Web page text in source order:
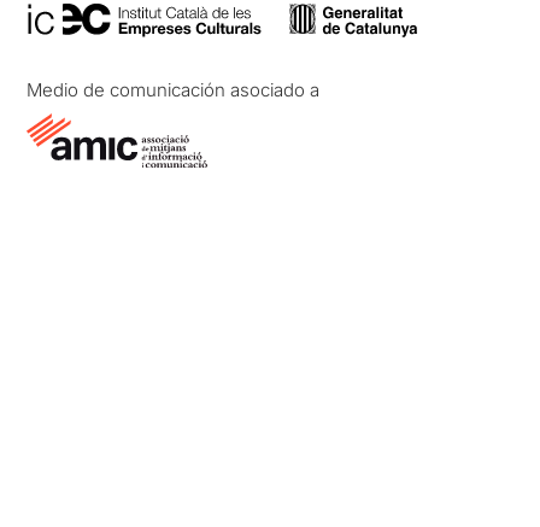
Medio de comunicación asociado a